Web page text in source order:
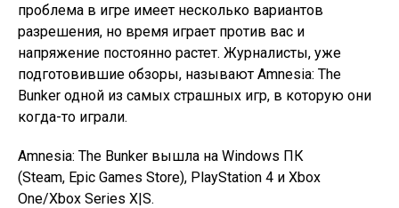
проблема в игре имеет несколько вариантов
разрешения, но время играет против вас и
напряжение постоянно растет. Журналисты, уже
подготовившие обзоры, называют Amnesia: The
Bunker одной из самых страшных игр, в которую они
когда-то играли.
Amnesia: The Bunker вышла на Windows ПК
(Steam, Epic Games Store), PlayStation 4 и Xbox
One/Xbox Series X|S.